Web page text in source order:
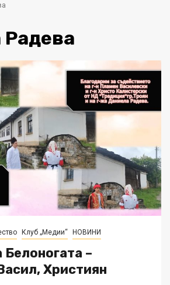
Клуб „Медии“ НОВИНИ
–
Християн